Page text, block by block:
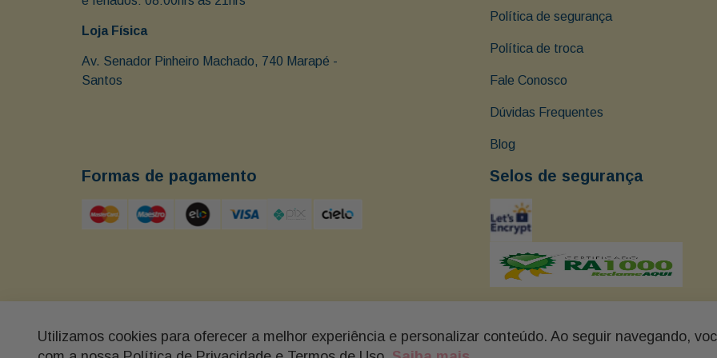
Loja Física
Av. Senador Pinheiro Machado, 740 Marapé -
Santos
Política de segurança
Política de troca
Fale Conosco
Dúvidas Frequentes
Blog
Formas de pagamento Selos de segurança
Buon Giorno - Av. Senador Pinheiro Machado 740, Marapé - Santos - SP Tel: (13) 3237-0102 BUON GIORNO - FLORES,
Utilizamos cookies para oferecer a melhor experiência e personalizar conteúdo. Ao seguir navegando,